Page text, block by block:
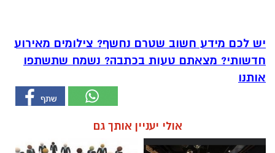
יש לכם מידע חשוב שטרם נחשף? צילומים מאירוע
חדשותי? מצאתם טעות בכתבה? נשמח שתשתפו
אותנו
אולי יעניין אותך גם